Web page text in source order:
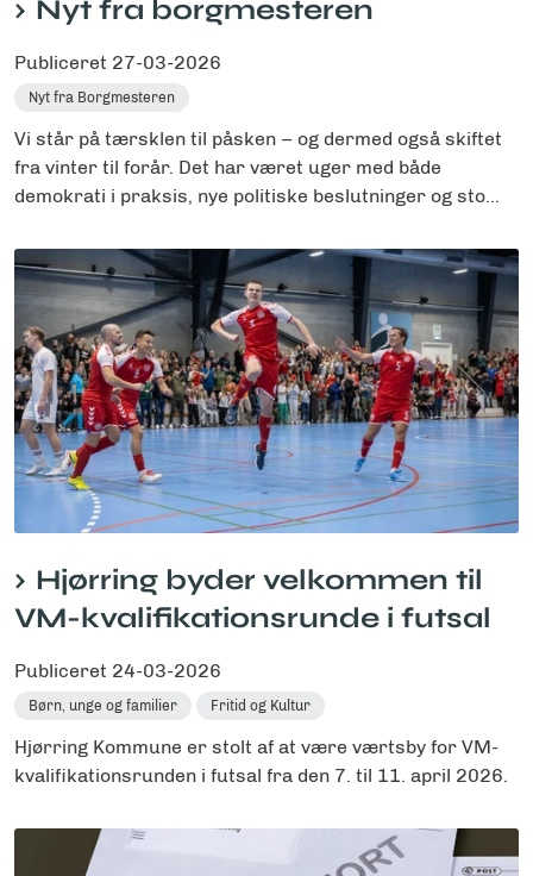
Nyt fra borgmesteren
Publiceret 27-03-2026
Nyt fra Borgmesteren
Vi står på tærsklen til påsken – og dermed også skiftet
fra vinter til forår. Det har været uger med både
demokrati i praksis, nye politiske beslutninger og sto...
Hjørring byder velkommen til
VM-kvalifikationsrunde i futsal
Publiceret 24-03-2026
Børn, unge og familier Fritid og Kultur
Hjørring Kommune er stolt af at være værtsby for VM-
kvalifikationsrunden i futsal fra den 7. til 11. april 2026.